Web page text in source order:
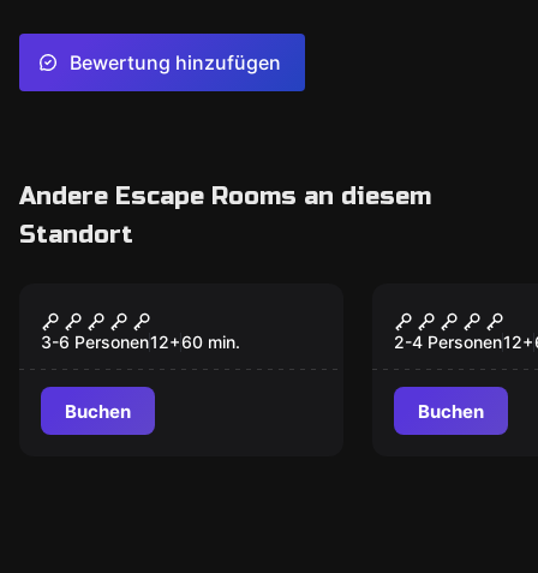
Bewertung hinzufügen
Andere Escape Rooms an diesem
Standort
Hinter eisernem
Vorhang
3-6 Personen12+60 min.
Buchen
Nosferatu
2-4 Personen12+
Buchen